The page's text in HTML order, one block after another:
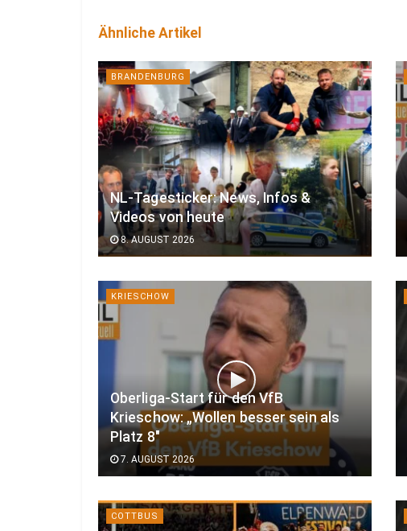
Ähnliche Artikel
BRANDENBURG
NL-Tagesticker: News, Infos &
Videos von heute
8. AUGUST 2026
KRIESCHOW
Oberliga-Start für den VfB
Krieschow: „Wollen besser sein als
Platz 8″
7. AUGUST 2026
COTTBUS